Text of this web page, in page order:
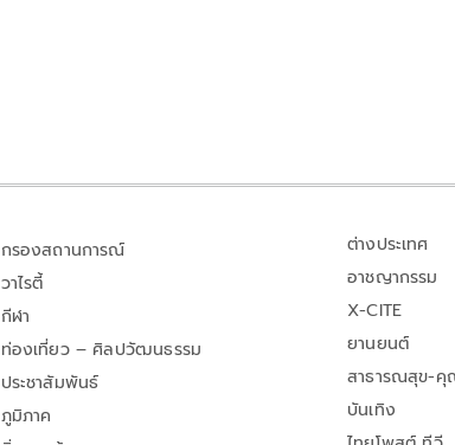
กรองสถานการณ์
วาไรตี้
กีฬา
ท่องเที่ยว – ศิลปวัฒนธรรม
ประชาสัมพันธ์
ภูมิภาค
ต่างประเทศ
อาชญากรรม
X-CITE
ยานยนต์
สาธารณสุข-
บันเทิง